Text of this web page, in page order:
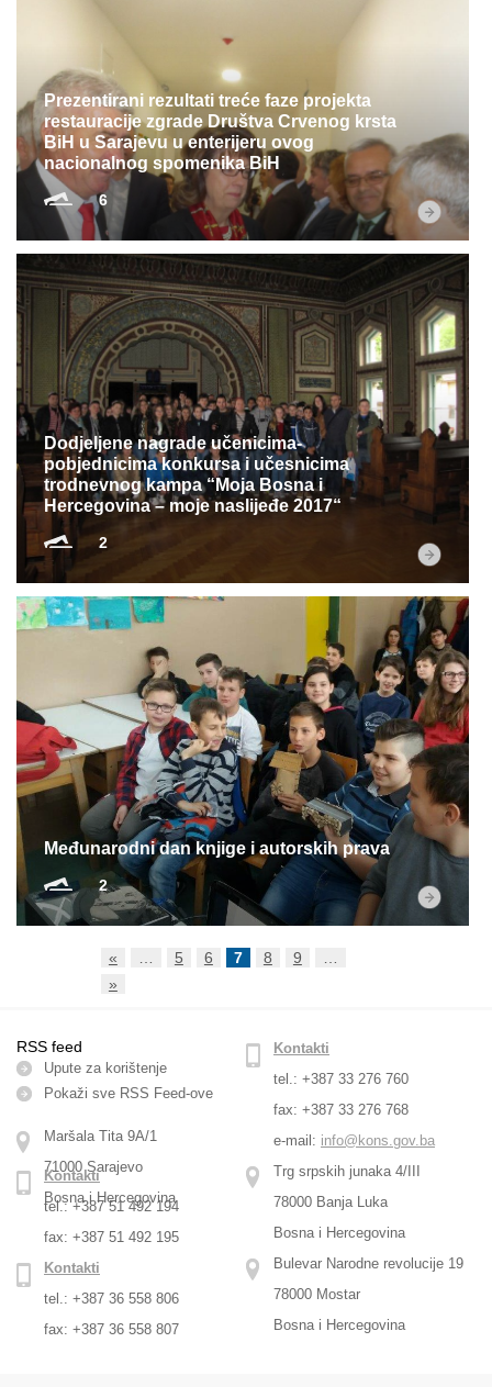
Prezentirani rezultati treće faze projekta
restauracije zgrade Društva Crvenog krsta
BiH u Sarajevu u enterijeru ovog
nacionalnog spomenika BiH
6
Dodjeljene nagrade učenicima-
pobjednicima konkursa i učesnicima
trodnevnog kampa “Moja Bosna i
Hercegovina – moje naslijeđe 2017“
2
Međunarodni dan knjige i autorskih prava
2
« 5 6 7 8 9
»
RSS feed
Upute za korištenje
Pokaži sve RSS Feed-оve
Maršala Tita 9A/1
71000 Sarajevo
Bosna i Hercegovina
Kontakti
tel.: +387 33 276 760
fax: +387 33 276 768
e-mail: info@kons.gov.ba
Trg srpskih junaka 4/III
78000 Banja Luka
Bosna i Hercegovina
Kontakti
tel.: +387 51 492 194
fax: +387 51 492 195
Bulevar Narodne revolucije 19
78000 Mostar
Bosna i Hercegovina
Kontakti
tel.: +387 36 558 806
fax: +387 36 558 807